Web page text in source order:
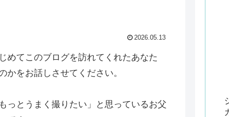
2026.05.13
めてこのブログを訪れてくれたあなた
をお話しさせてください。
っとうまく撮りたい」と思っているお父